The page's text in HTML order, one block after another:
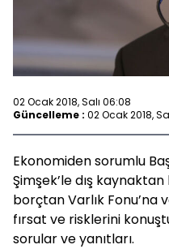
02 Ocak 2018, Salı 06:08
Güncelleme : 02 Ocak 2018,
Ekonomiden sorumlu
Şimşek’le dış
borçtan Varlık Fonu’na
fırsat ve risklerini
sorular ve yanıtları.